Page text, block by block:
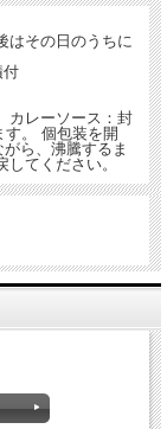
はその日のうちに
付
カレーソース：封
。 個包装を開
ら、沸騰するま
てください。